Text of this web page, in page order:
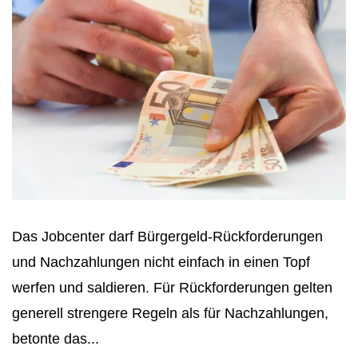
Das Jobcenter darf Bürgergeld-Rückforderungen
und Nachzahlungen nicht einfach in einen Topf
werfen und saldieren. Für Rückforderungen gelten
generell strengere Regeln als für Nachzahlungen,
betonte das...